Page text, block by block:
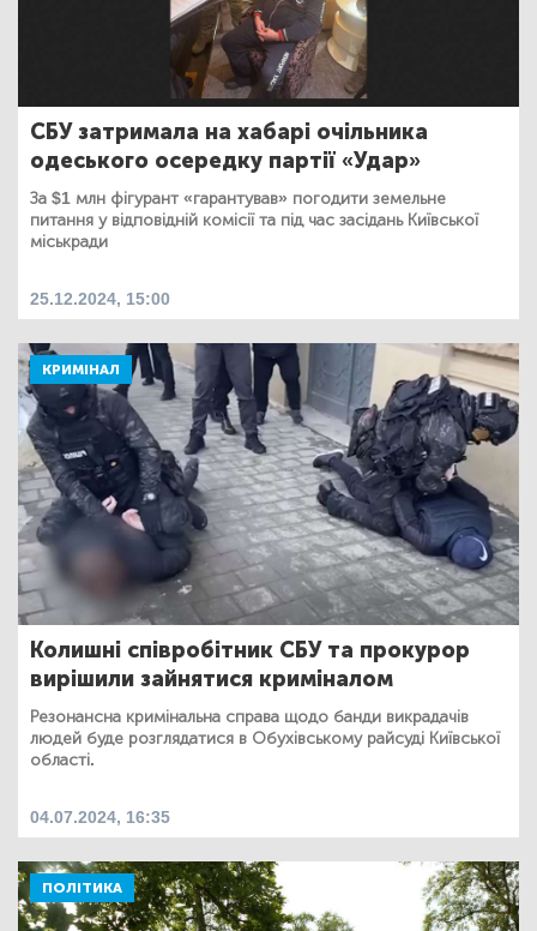
СБУ затримала на хабарі очільника
одеського осередку партії «Удар»
За $1 млн фігурант «гарантував» погодити земельне
питання у відповідній комісії та під час засідань Київської
міськради
25.12.2024, 15:00
КРИМІНАЛ
Колишні співробітник СБУ та прокурор
вирішили зайнятися криміналом
Резонансна кримінальна справа щодо банди викрадачів
людей буде розглядатися в Обухівському райсуді Київської
області.
04.07.2024, 16:35
ПОЛІТИКА